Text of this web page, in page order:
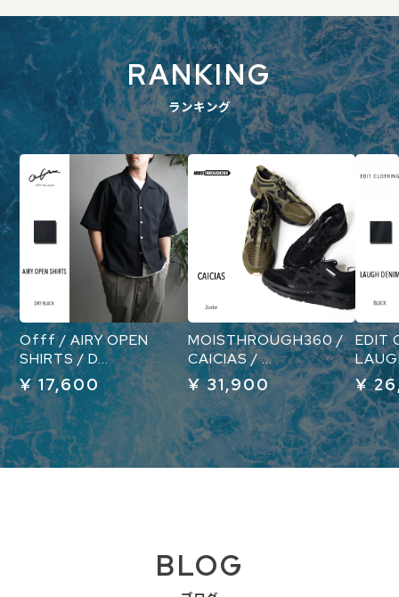
RANKING
ランキング
Offf / AIRY OPEN
SHIRTS / D...
¥ 17,600
MOISTHROUGH360 /
CAICIAS / ...
¥ 31,900
EDIT
¥
BLOG